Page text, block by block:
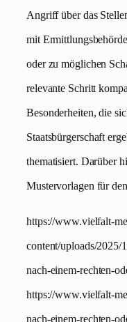
Angriff über das
mit
oder zu möglichen
relevante Schritt
Besonderheiten, die
Staatsbürgerschaft
thematisiert. Darüber
Mustervorlagen für
https://www.vielfalt-
content/uploads/2025/
nach-einem-rechten-
https://www.vielfalt-
nach-einem-rechten-